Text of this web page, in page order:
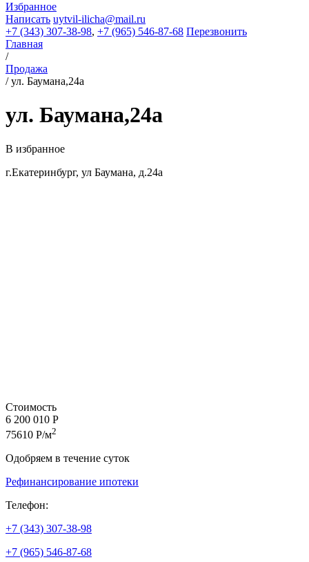
Избранное
Написать uytvil-ilicha@mail.ru
+7 (343) 307-38-98, +7 (965) 546-87-68 Перезвонить
Главная
/
Продажа
/ул. Баумана,24а
ул. Баумана,24а
В избранное
г.Екатеринбург, ул Баумана, д.24а
Стоимость
6 200 010 Р
75610 Р/м2
Одобряем в течение суток
Рефинансирование ипотеки
Телефон:
+7 (343) 307-38-98
+7 (965) 546-87-68